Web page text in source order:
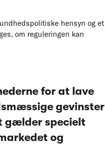
hensyn og et
om reguleringen kan
for at lave
gevinster
gælder specielt
og